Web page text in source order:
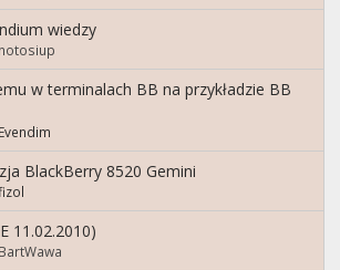
wiedzy
w terminalach BB na przykładzie BB
Evendim
BlackBerry 8520 Gemini
11.02.2010)